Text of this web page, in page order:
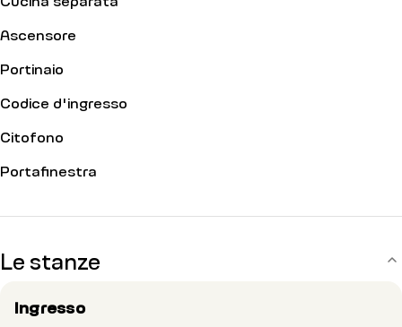
Ascensore
Portinaio
Codice d'ingresso
Citofono
Portafinestra
Le stanze
Ingresso